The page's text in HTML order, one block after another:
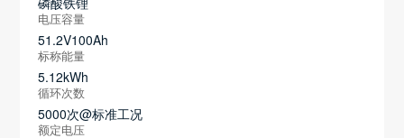
电压容量
51.2V100Ah
标称能量
5.12kWh
循环次数
5000次@标准工况
额定电压